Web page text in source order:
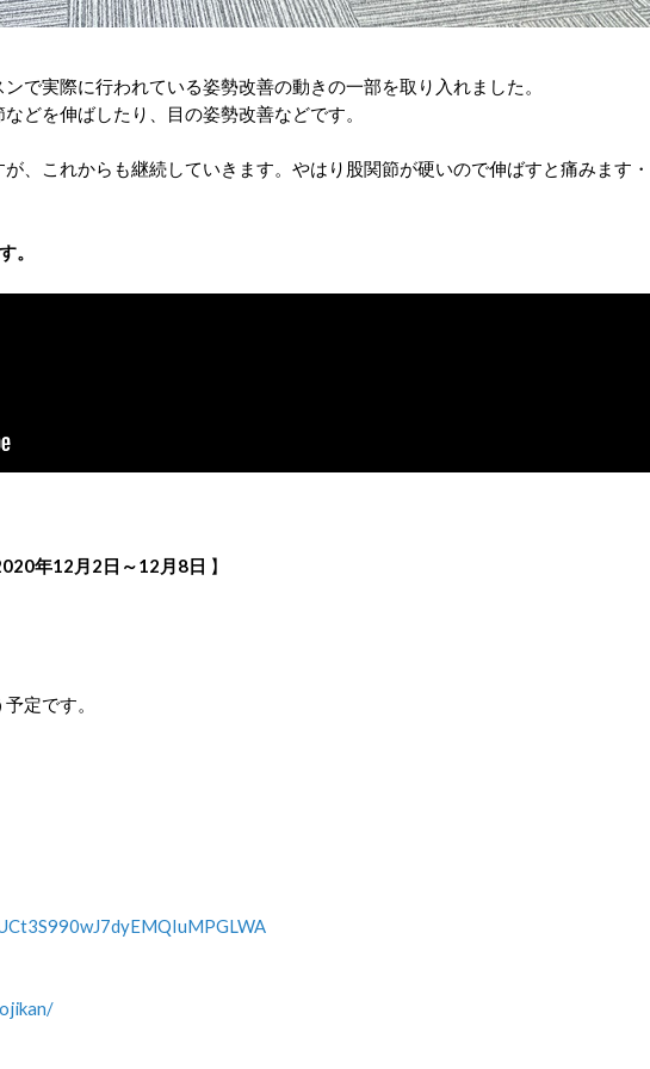
で実際に行われている姿勢改善の動きの一部を取り入れました。
どを伸ばしたり、目の姿勢改善などです。
、これからも継続していきます。やはり股関節が硬いので伸ばすと痛みます
。
年12月2日～12月8日 】
定です。